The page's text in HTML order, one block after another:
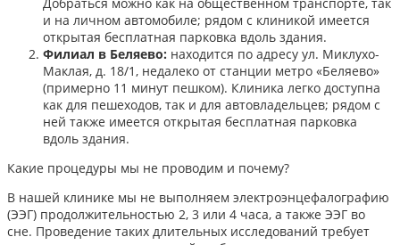
и на личном автомобиле; рядом с клиникой имеется
открытая бесплатная парковка вдоль здания.
Филиал в Беляево: находится по адресу ул. Миклухо-
Маклая, д. 18/1, недалеко от станции метро «Беляево»
(примерно 11 минут пешком). Клиника легко доступна
как для пешеходов, так и для автовладельцев; рядом с
ней также имеется открытая бесплатная парковка
вдоль здания.
Какие процедуры мы не проводим и почему?
В нашей клинике мы не выполняем электроэнцефалографию
(ЭЭГ) продолжительностью 2, 3 или 4 часа, а также ЭЭГ во
сне. Проведение таких длительных исследований требует